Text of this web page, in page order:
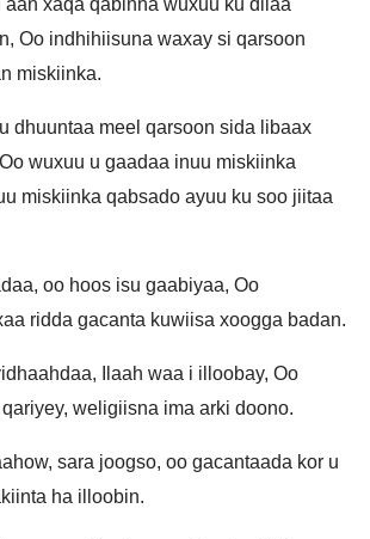
aan xaqa qabinna wuxuu ku dilaa
Oo indhihiisuna waxay si qarsoon
miskiinka.
dhuuntaa meel qarsoon sida libaax
wuxuu u gaadaa inuu miskiinka
miskiinka qabsado ayuu ku soo jiitaa
oo hoos isu gaabiyaa, Oo
ridda gacanta kuwiisa xoogga badan.
Ilaah waa i illoobay, Oo
weligiisna ima arki doono.
sara joogso, oo gacantaada kor u
ha illoobin.